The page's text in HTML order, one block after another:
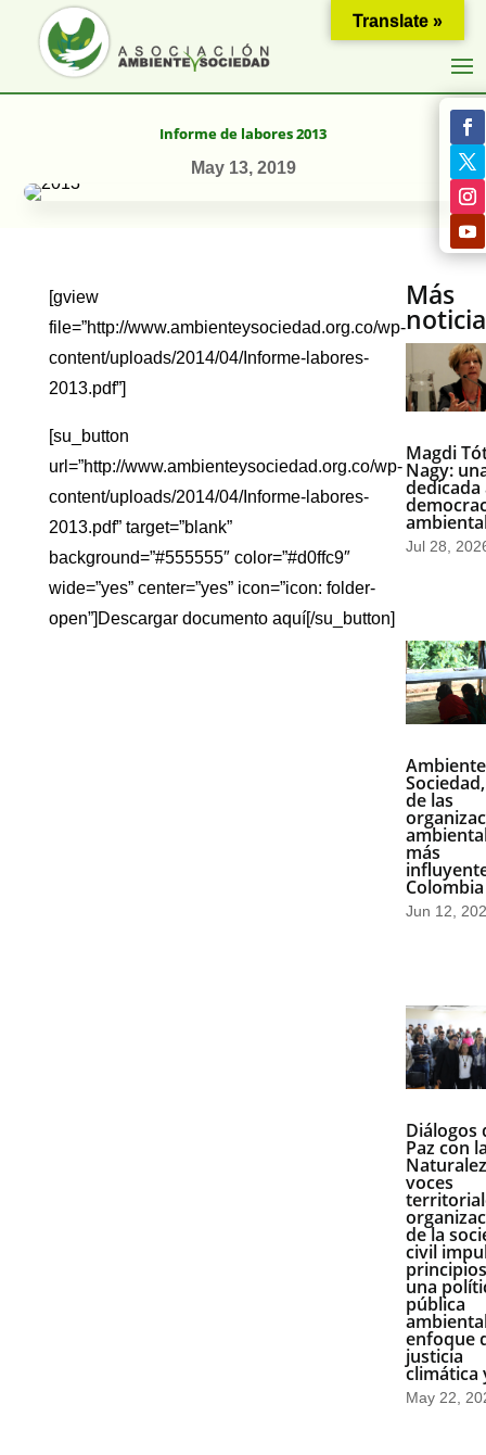
Informe de labores 2013
May 13, 2019
[gview
file=”http://www.ambienteysociedad.org.co/wp-
content/uploads/2014/04/Informe-labores-
2013.pdf”]
[su_button
url=”http://www.ambienteysociedad.org.co/wp-
content/uploads/2014/04/Informe-labores-
2013.pdf” target=”blank”
background=”#555555″ color=”#d0ffc9″
wide=”yes” center=”yes” icon=”icon: folder-
open”]Descargar documento aquí[/su_button]
Más
Magdi
Nagy:
dedicada
Jul 28,
de las
más
Colombia
Jun 12,
Diálogos
Paz con
voces
de la
civil
una
pública
enfoque
justicia
climática
May 22,
Translate »